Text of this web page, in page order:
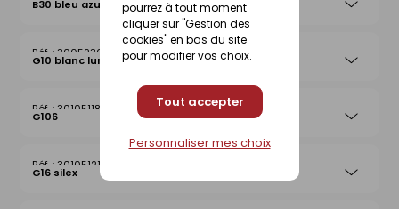
pourrez à tout moment
cliquer sur "Gestion des
cookies" en bas du site
pour modifier vos choix.
Tout accepter
Personnaliser mes choix
B30 bleu azur
30052369
G10 blanc lumière
30105118
G106
30105121
G16 silex